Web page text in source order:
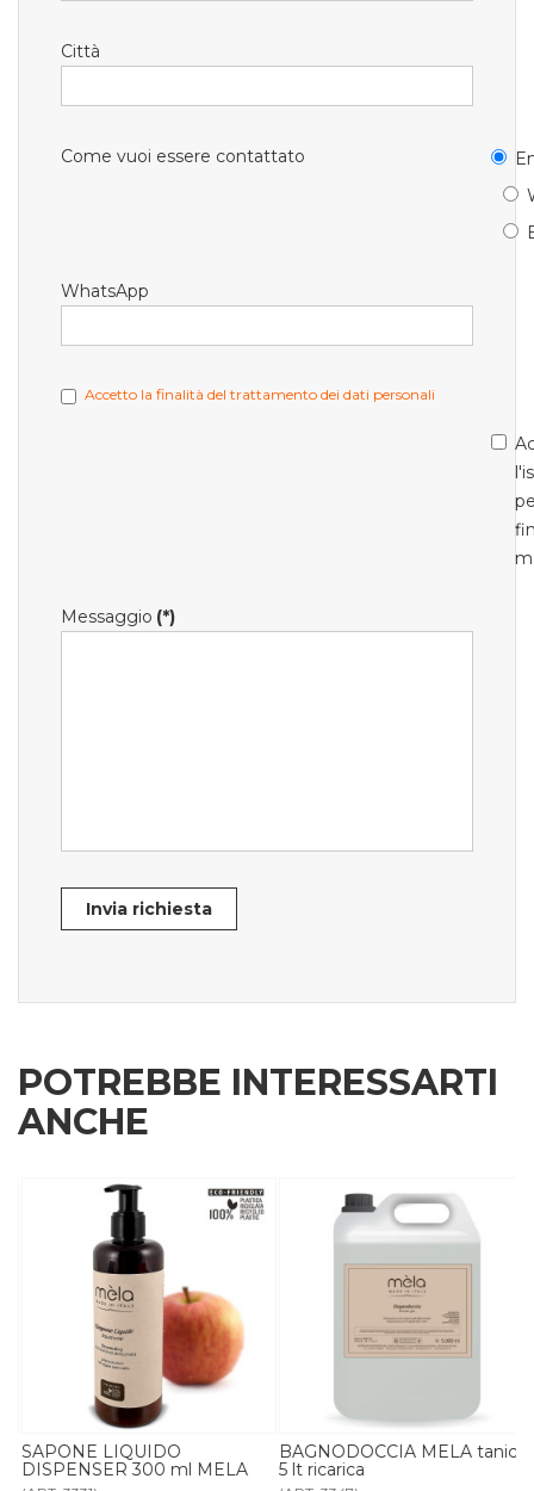
Città
Come vuoi essere contattato
WhatsApp
Accetto la finalità del trattamento dei dati personali
Messaggio (*)
Invia richiesta
POTREBBE INTERESSARTI
ANCHE
SAPONE LIQUIDO
DISPENSER 300 ml MELA
BAGNODOCCIA MELA tanica
5 lt ricarica